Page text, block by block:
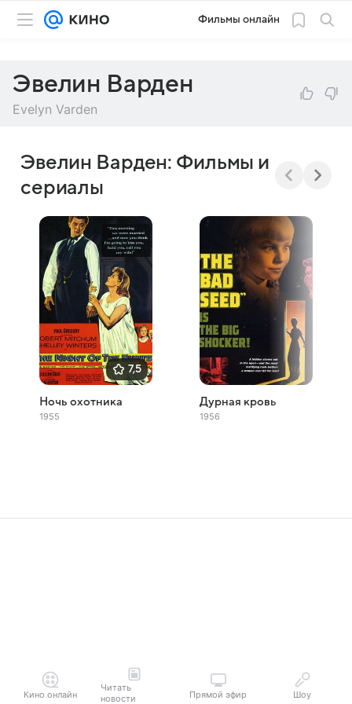
Фильмы онлайн
Эвелин Варден
Evelyn Varden
Эвелин Варден: Фильмы и
сериалы
7,5
Ночь охотника
1955
Дурная кровь
1956
Кино онлайн
Читать
новости
Прямой эфир Шоу